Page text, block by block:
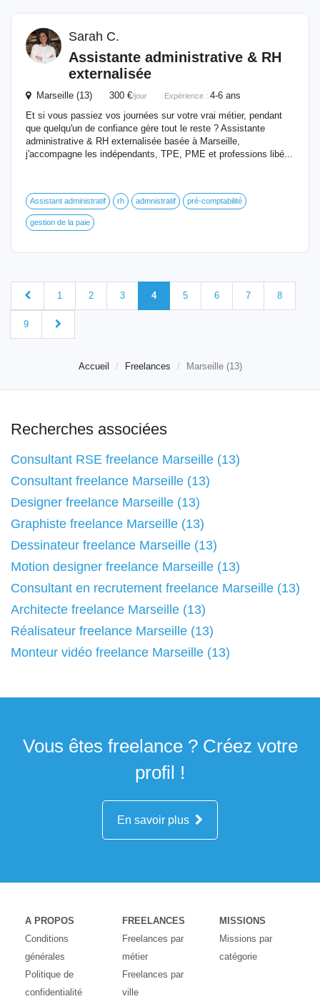
Sarah C.
Assistante administrative & RH
externalisée
Marseille (13) 300 €/jour Expérience : 4-6 ans
Et si vous passiez vos journées sur votre vrai métier, pendant
que quelqu'un de confiance gère tout le reste ? Assistante
administrative & RH externalisée basée à Marseille,
j'accompagne les indépendants, TPE, PME et professions libé...
Assistant administratif rh admnistratif pré-comptabilité
gestion de la paie
1 2 3 4 5 6 7 8
9
Accueil Freelances Marseille (13)
Recherches associées
Consultant RSE freelance Marseille (13)
Consultant freelance Marseille (13)
Designer freelance Marseille (13)
Graphiste freelance Marseille (13)
Dessinateur freelance Marseille (13)
Motion designer freelance Marseille (13)
Consultant en recrutement freelance Marseille (13)
Architecte freelance Marseille (13)
Réalisateur freelance Marseille (13)
Monteur vidéo freelance Marseille (13)
Vous êtes freelance ? Créez votre
profil !
En savoir plus
A PROPOS
Conditions
générales
Politique de
confidentialité
FREELANCES
Freelances par
métier
Freelances par
ville
MISSIONS
Missions par
catégorie